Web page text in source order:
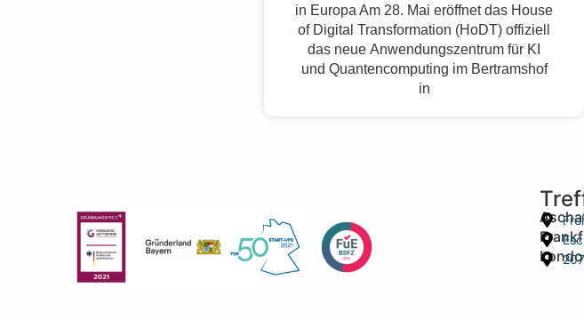
in Europa Am 28. Mai eröffnet das House
of Digital Transformation (HoDT) offiziell
das neue Anwendungszentrum für KI
und Quantencomputing im Bertramshof
in